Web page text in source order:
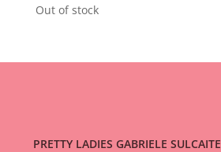
Out of stock
PRETTY LADIES GABRIELE SULCAITE